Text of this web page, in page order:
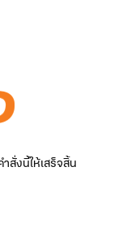
สั่งนี้ให้เสร็จสิ้น